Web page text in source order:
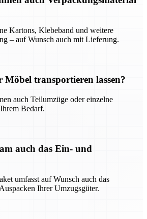
Kartons, Klebeband und weitere
– auf Wunsch auch mit Lieferung.
transportieren lassen?
auch Teilumzüge oder einzelne
Bedarf.
auch das Ein- und
umfasst auf Wunsch auch das
Ihrer Umzugsgüter.